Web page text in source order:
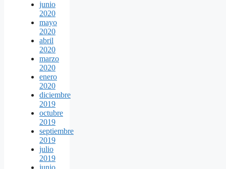
junio
2020
mayo
2020
abril
2020
marzo
2020
enero
2020
diciembre
2019
octubre
2019
septiembre
2019
julio
2019